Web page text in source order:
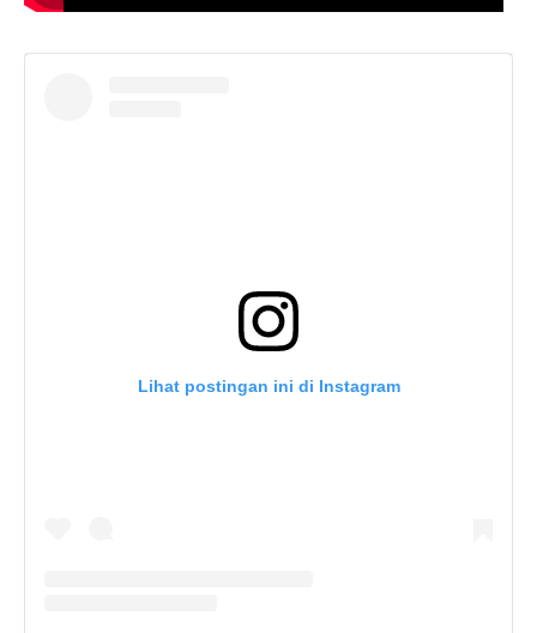
Lihat postingan ini di Instagram